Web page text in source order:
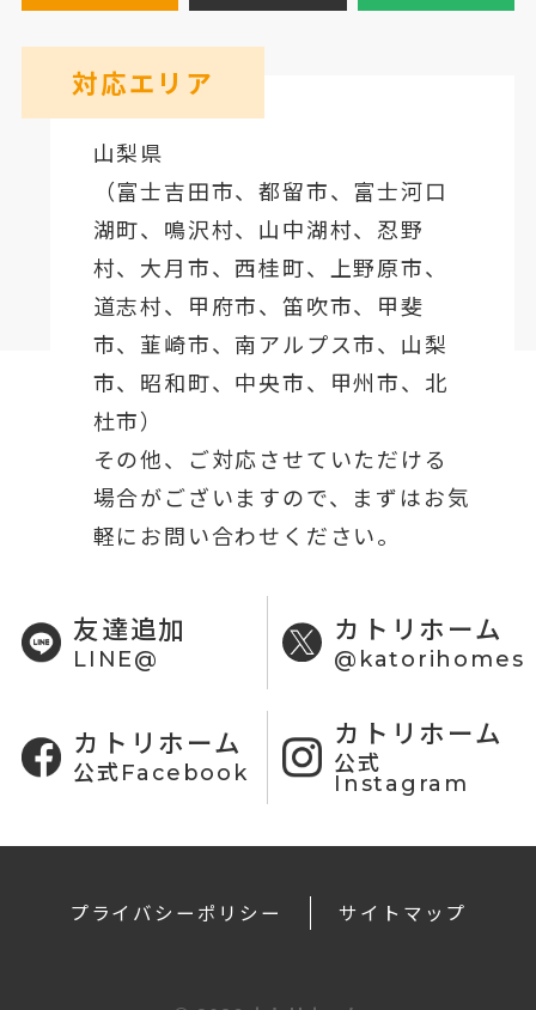
対応エリア
山梨県
（富士吉田市、都留市、 富士河口
湖町、鳴沢村、山中湖村、忍野
村、 大月市、西桂町、上野原市、
道志村、 甲府市、笛吹市、甲斐
市、韮崎市、南アルプス市、山梨
市、昭和町、中央市、甲州市、北
杜市）
その他、ご対応させていただける
場合がございますので、まずはお気
軽にお問い合わせください。
友達追加
LINE@
カトリホーム
@katorihomes
カトリホーム
公式Facebook
カトリホーム
公式
Instagram
プライバシーポリシー サイトマップ